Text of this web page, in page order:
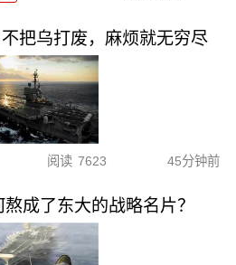
把乌打废，麻烦就无穷尽
阅读 7623 45分钟前
成了东大的战略名片？